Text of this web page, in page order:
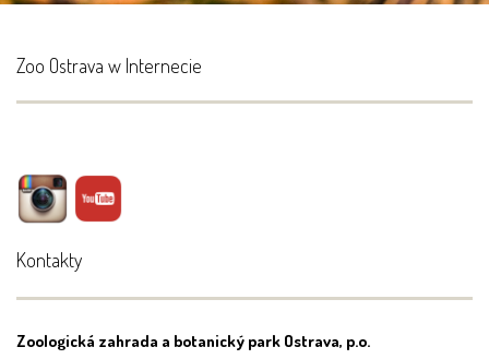
Zoo Ostrava w Internecie
Kontakty
Zoologická zahrada a botanický park Ostrava, p.o.